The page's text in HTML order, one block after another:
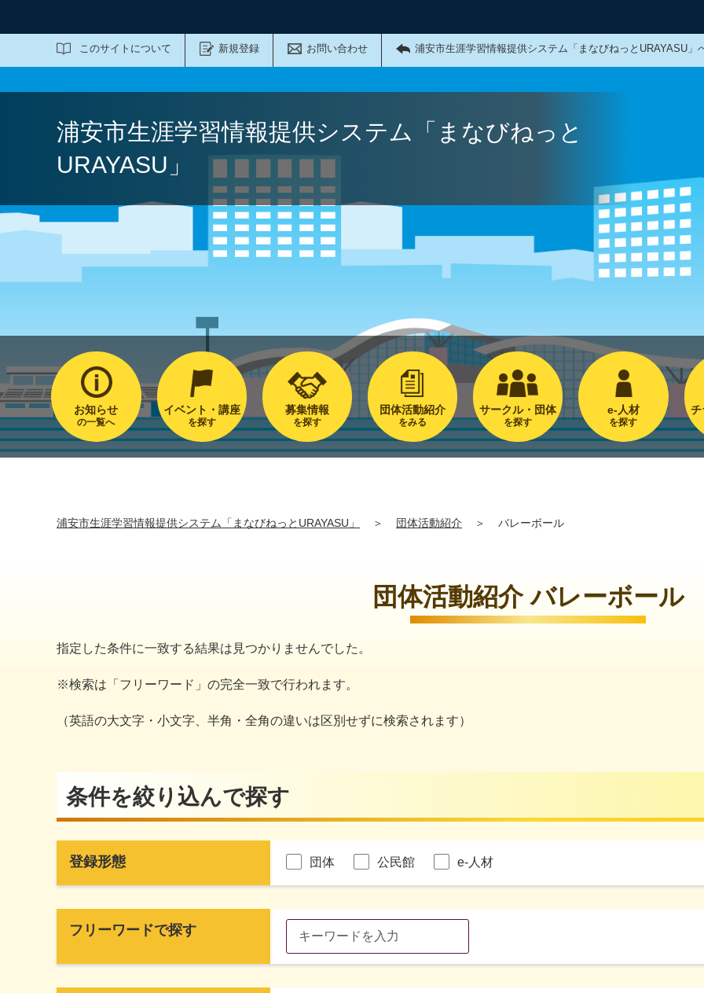
このサイトについて 新規登録 お問い合わせ 浦安市生涯学習情報提供システム「まなびねっとURAYASU」
サイト内検索
浦安市生涯学習情報提供システム「まなびねっと
URAYASU」
お知らせ
の一覧へ
イベント・講座
を探す
募集情報
を探す
団体活動紹介
をみる
サークル・団体
を探す
e-人材
を探す
チ
浦安市生涯学習情報提供システム「まなびねっとURAYASU」 ＞ 団体活動紹介 ＞ バレーボール
団体活動紹介 バレーボール
指定した条件に一致する結果は見つかりませんでした。
※検索は「フリーワード」の完全一致で行われます。
（英語の大文字・小文字、半角・全角の違いは区別せずに検索されます）
条件を絞り込んで探す
登録形態 団体 公民館 e-人材
フリーワードで探す